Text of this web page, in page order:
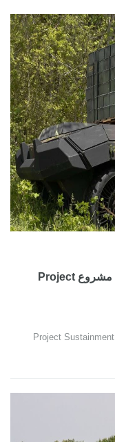
الجيش الأمريكي يختار Dire WOLF ضمن مشروع Project
الجيش الأمريكي يختار Dire WOLF ضمن مشروع Project Sustainment